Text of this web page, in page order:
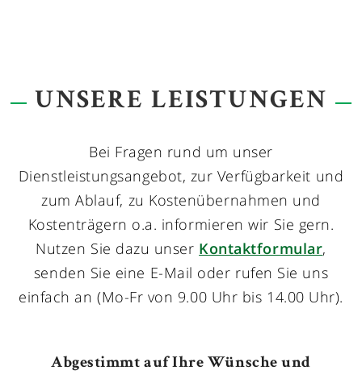
UNSERE LEISTUNGEN
Bei Fragen rund um unser
Dienstleistungsangebot, zur Verfügbarkeit und
zum Ablauf, zu Kostenübernahmen und
Kostenträgern o.a. informieren wir Sie gern.
Nutzen Sie dazu unser Kontaktformular,
senden Sie eine E-Mail oder rufen Sie uns
einfach an (Mo-Fr von 9.00 Uhr bis 14.00 Uhr).
Abgestimmt auf Ihre Wünsche und